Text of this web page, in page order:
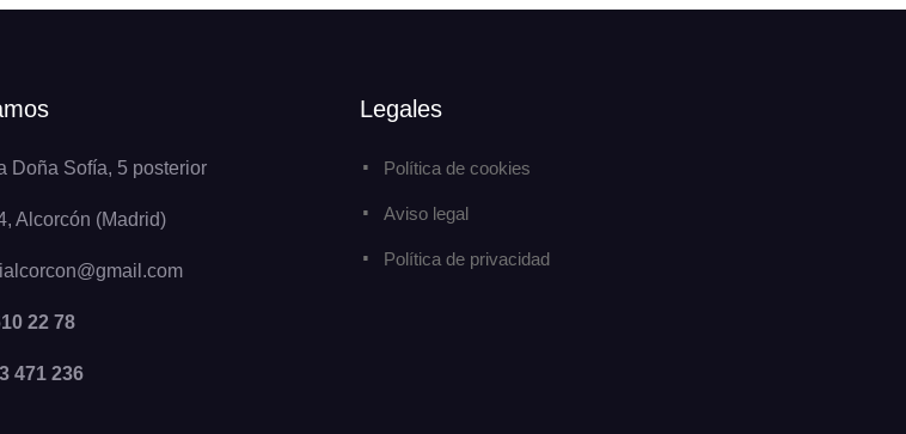
Doña Sofía, 5 posterior
Alcorcón (Madrid)
22 78
471 236
Legales
Política de cookies
Aviso legal
Política de privacidad